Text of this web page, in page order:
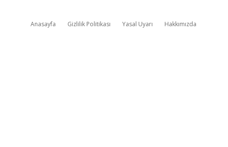
Anasayfa Gizlilik Politikası Yasal Uyarı Hakkımızda